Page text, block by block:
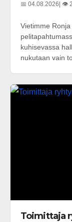
📅 04.08.2026 | 👁️
Vietimme
kuhisevassa
nukutaan vain
Toimittaja